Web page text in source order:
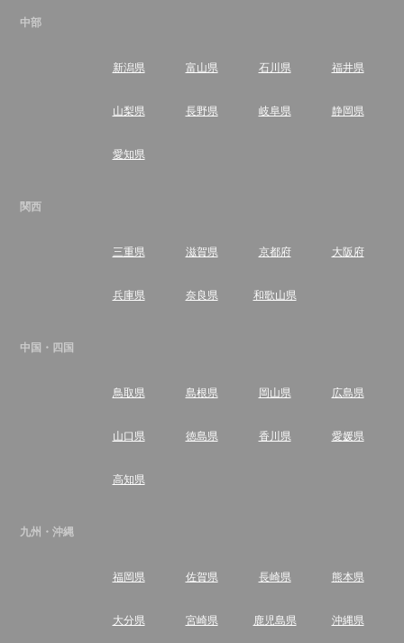
中部
新潟県 富山県 石川県 福井県
山梨県 長野県 岐阜県 静岡県
愛知県
関西
三重県 滋賀県 京都府 大阪府
兵庫県 奈良県 和歌山県
中国・四国
鳥取県 島根県 岡山県 広島県
山口県 徳島県 香川県 愛媛県
高知県
九州・沖縄
福岡県 佐賀県 長崎県 熊本県
大分県 宮崎県 鹿児島県 沖縄県